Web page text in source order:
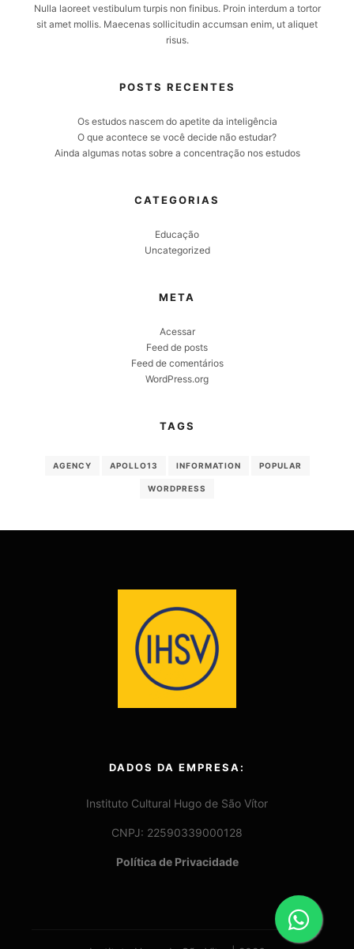
Nulla laoreet vestibulum turpis non finibus. Proin interdum a tortor
sit amet mollis. Maecenas sollicitudin accumsan enim, ut aliquet
risus.
POSTS RECENTES
Os estudos nascem do apetite da inteligência
O que acontece se você decide não estudar?
Ainda algumas notas sobre a concentração nos estudos
CATEGORIAS
Educação
Uncategorized
META
Acessar
Feed de posts
Feed de comentários
WordPress.org
TAGS
AGENCY APOLLO13 INFORMATION POPULAR
WORDPRESS
DADOS DA EMPRESA:
Instituto Cultural Hugo de São Vítor
CNPJ: 22590339000128
Política de Privacidade